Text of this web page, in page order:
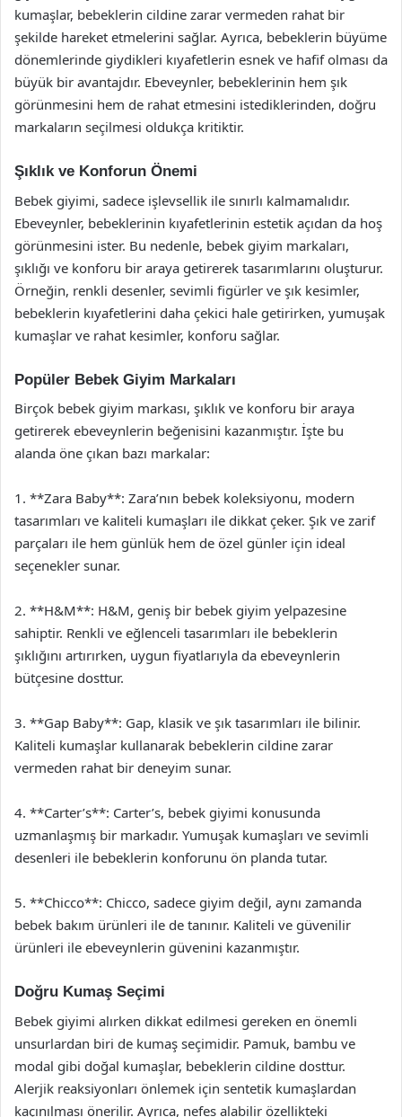
kumaşlar, bebeklerin cildine zarar vermeden rahat bir
şekilde hareket etmelerini sağlar. Ayrıca, bebeklerin büyüme
dönemlerinde giydikleri kıyafetlerin esnek ve hafif olması da
büyük bir avantajdır. Ebeveynler, bebeklerinin hem şık
görünmesini hem de rahat etmesini istediklerinden, doğru
markaların seçilmesi oldukça kritiktir.
Şıklık ve Konforun Önemi
Bebek giyimi, sadece işlevsellik ile sınırlı kalmamalıdır.
Ebeveynler, bebeklerinin kıyafetlerinin estetik açıdan da hoş
görünmesini ister. Bu nedenle, bebek giyim markaları,
şıklığı ve konforu bir araya getirerek tasarımlarını oluşturur.
Örneğin, renkli desenler, sevimli figürler ve şık kesimler,
bebeklerin kıyafetlerini daha çekici hale getirirken, yumuşak
kumaşlar ve rahat kesimler, konforu sağlar.
Popüler Bebek Giyim Markaları
Birçok bebek giyim markası, şıklık ve konforu bir araya
getirerek ebeveynlerin beğenisini kazanmıştır. İşte bu
alanda öne çıkan bazı markalar:
1. **Zara Baby**: Zara’nın bebek koleksiyonu, modern
tasarımları ve kaliteli kumaşları ile dikkat çeker. Şık ve zarif
parçaları ile hem günlük hem de özel günler için ideal
seçenekler sunar.
2. **H&M**: H&M, geniş bir bebek giyim yelpazesine
sahiptir. Renkli ve eğlenceli tasarımları ile bebeklerin
şıklığını artırırken, uygun fiyatlarıyla da ebeveynlerin
bütçesine dosttur.
3. **Gap Baby**: Gap, klasik ve şık tasarımları ile bilinir.
Kaliteli kumaşlar kullanarak bebeklerin cildine zarar
vermeden rahat bir deneyim sunar.
4. **Carter’s**: Carter’s, bebek giyimi konusunda
uzmanlaşmış bir markadır. Yumuşak kumaşları ve sevimli
desenleri ile bebeklerin konforunu ön planda tutar.
5. **Chicco**: Chicco, sadece giyim değil, aynı zamanda
bebek bakım ürünleri ile de tanınır. Kaliteli ve güvenilir
ürünleri ile ebeveynlerin güvenini kazanmıştır.
Doğru Kumaş Seçimi
Bebek giyimi alırken dikkat edilmesi gereken en önemli
unsurlardan biri de kumaş seçimidir. Pamuk, bambu ve
modal gibi doğal kumaşlar, bebeklerin cildine dosttur.
Alerjik reaksiyonları önlemek için sentetik kumaşlardan
kaçınılması önerilir. Ayrıca, nefes alabilir özellikteki